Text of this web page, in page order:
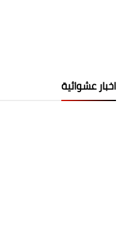
اخبار عشوائية